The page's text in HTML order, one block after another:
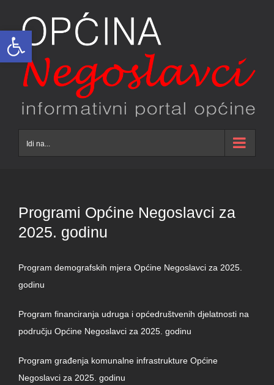
Open toolbar
content
Idi na...
Programi Općine Negoslavci za
2025. godinu
Program demografskih mjera Općine Negoslavci za 2025.
godinu
Program financiranja udruga i općedruštvenih djelatnosti na
području Općine Negoslavci za 2025. godinu
Program građenja komunalne infrastrukture Općine
Negoslavci za 2025. godinu